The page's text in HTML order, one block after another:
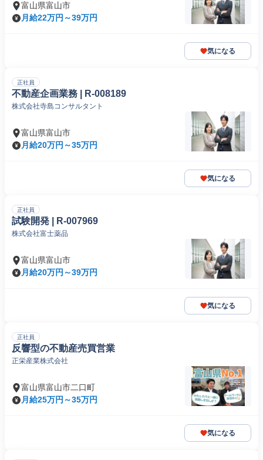
富山県富山市
月給22万円～39万円
気になる
正社員
不動産企画業務 | R-008189
株式会社寺島コンサルタント
富山県富山市
月給20万円～35万円
気になる
正社員
試験開発 | R-007969
株式会社富士薬品
富山県富山市
月給20万円～39万円
気になる
正社員
反響型の不動産売買営業
正栄産業株式会社
富山県富山市二口町
月給25万円～35万円
気になる